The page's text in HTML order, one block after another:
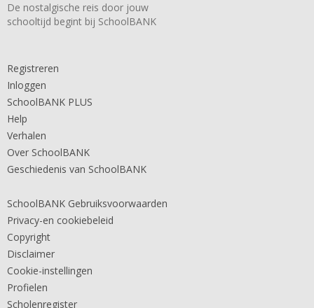
De nostalgische reis door jouw
schooltijd begint bij SchoolBANK
Registreren
Inloggen
SchoolBANK PLUS
Help
Verhalen
Over SchoolBANK
Geschiedenis van SchoolBANK
SchoolBANK Gebruiksvoorwaarden
Privacy-en cookiebeleid
Copyright
Disclaimer
Cookie-instellingen
Profielen
Scholenregister